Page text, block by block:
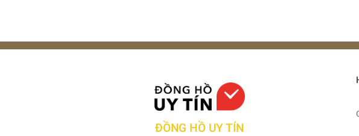
ĐỒNG HỒ UY TÍN